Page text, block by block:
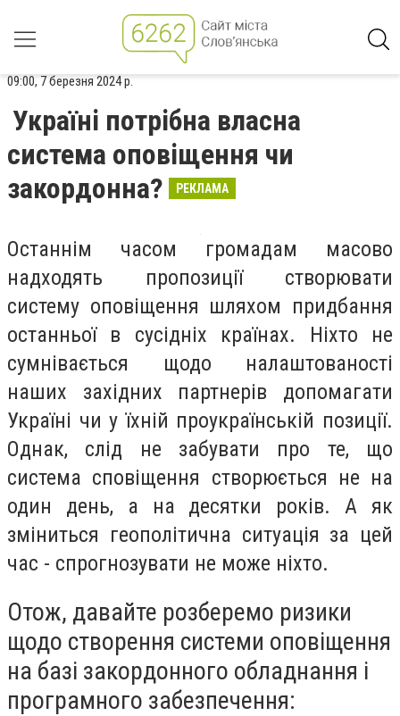
09:00, 7 березня 2024 р.
Україні потрібна власна
система оповіщення чи
закордонна?
РЕКЛАМА
Останнім часом громадам масово
надходять пропозиції створювати
систему оповіщення шляхом придбання
останньої в сусідніх країнах. Ніхто не
сумнівається щодо налаштованості
наших західних партнерів допомагати
Україні чи у їхній проукраїнській позиції.
Однак, слід не забувати про те, що
система сповіщення створюється не на
один день, а на десятки років. А як
зміниться геополітична ситуація за цей
час - спрогнозувати не може ніхто.
Отож, давайте розберемо ризики
щодо створення системи оповіщення
на базі закордонного обладнання і
програмного забезпечення: